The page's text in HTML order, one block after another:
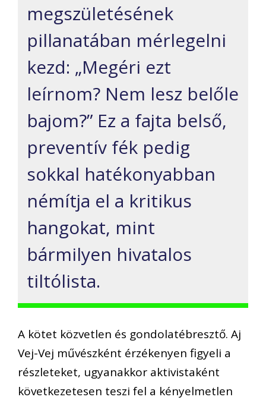
megszületésének
pillanatában mérlegelni
kezd: „Megéri ezt
leírnom? Nem lesz belőle
bajom?” Ez a fajta belső,
preventív fék pedig
sokkal hatékonyabban
némítja el a kritikus
hangokat, mint
bármilyen hivatalos
tiltólista.
A kötet közvetlen és gondolatébresztő. Aj
Vej-Vej művészként érzékenyen figyeli a
részleteket, ugyanakkor aktivistaként
következetesen teszi fel a kényelmetlen